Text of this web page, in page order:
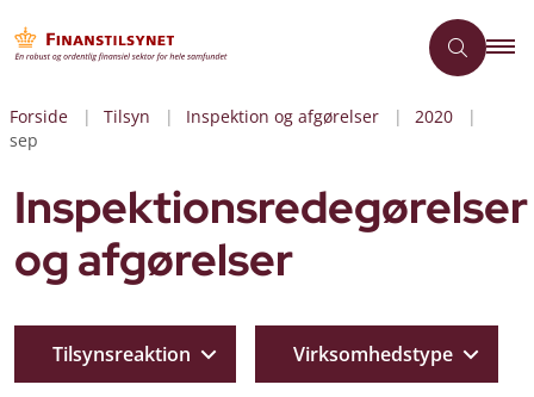
Forside Tilsyn Inspektion og afgørelser
2020
sep
Inspektionsredegørelser
og afgørelser
Tilsynsreaktion Virksomhedstype